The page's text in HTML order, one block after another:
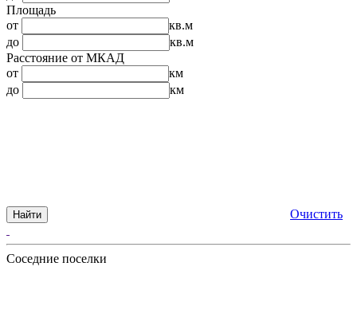
Площадь
от
кв.м
до
кв.м
Расстояние от МКАД
от
км
до
км
Найти Очистить
Соседние поселки